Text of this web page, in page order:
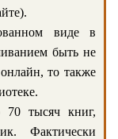
виде в
быть не
то также
70 тысяч книг,
Фактически